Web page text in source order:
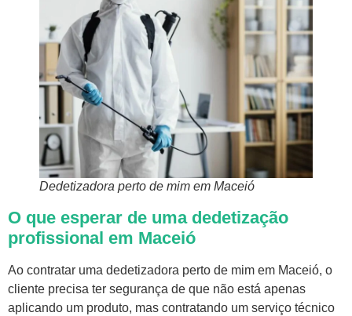
Dedetizadora perto de mim em Maceió
O que esperar de uma dedetização
profissional em Maceió
Ao contratar uma dedetizadora perto de mim em Maceió, o
cliente precisa ter segurança de que não está apenas
aplicando um produto, mas contratando um serviço técnico